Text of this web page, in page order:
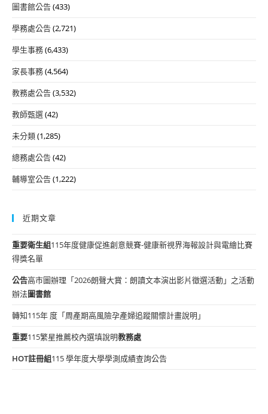
圖書館公告(433)
學務處公告(2,721)
學生事務(6,433)
家長事務(4,564)
教務處公告(3,532)
教師甄選(42)
未分類(1,285)
總務處公告(42)
輔導室公告(1,222)
近期文章
重要衛生組115年度健康促進創意競賽-健康新視界海報設計與電繪比賽
得獎名單
公告高市圖辦理「2026朗聲大賞：朗讀文本演出影片徵選活動」之活動
辦法圖書館
轉知115年 度「周產期高風險孕產婦追蹤關懷計畫說明」
重要115繁星推薦校內選填說明教務處
HOT註冊組115 學年度大學學測成績查詢公告